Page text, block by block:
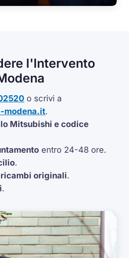
l'Intervento
o scrivi a
modena.it.
Mitsubishi e codice
entro 24-48 ore.
.
originali.
.